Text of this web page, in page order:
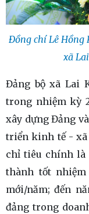
Đồng chí Lê Hồng
xã
Đảng bộ xã Lai
trong nhiệm kỳ
xây dựng Đảng
triển kinh tế - xã
chỉ tiêu chính là
thành tốt
mới/năm; đến
đảng trong